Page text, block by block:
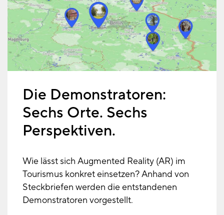
Die Demonstratoren:
Sechs Orte. Sechs
Perspektiven.
Wie lässt sich Augmented Reality (AR) im
Tourismus konkret einsetzen? Anhand von
Steckbriefen werden die entstandenen
Demonstratoren vorgestellt.